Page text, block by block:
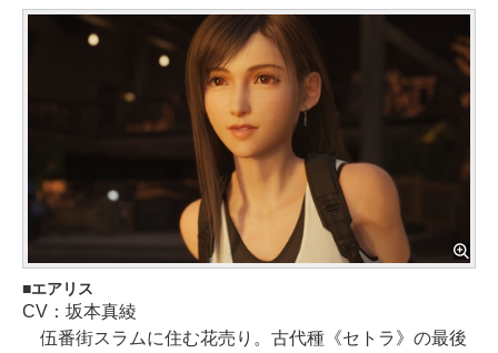
エアリス
CV：坂本真綾
伍番街スラムに住む花売り。古代種《セトラ》の最後